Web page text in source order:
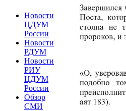
Новости
ЦДУМ
России
Новости
РДУМ
Новости
РИУ
ЦДУМ
России
Обзор
СМИ